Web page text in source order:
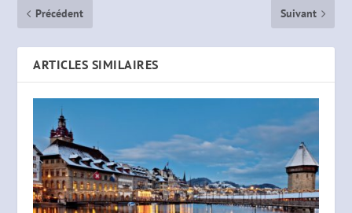
Précédent
Suivant
ARTICLES SIMILAIRES